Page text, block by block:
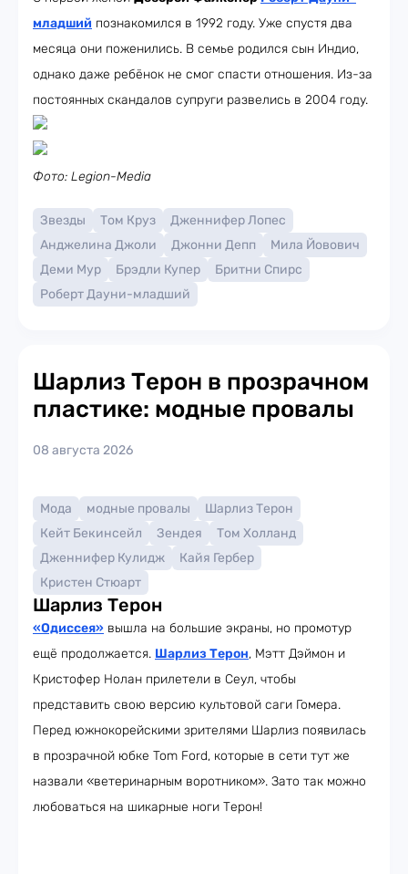
младший познакомился в 1992 году. Уже спустя два
месяца они поженились. В семье родился сын Индио,
однако даже ребёнок не смог спасти отношения. Из-за
постоянных скандалов супруги развелись в 2004 году.
Фото: Legion-Media
Звезды Том Круз
Дженнифер Лопес
Анджелина Джоли
Джонни Депп
Мила Йовович
Деми Мур
Брэдли Купер
Бритни Спирс
Роберт Дауни-младший
Шарлиз Терон в прозрачном
пластике: модные провалы
08 августа 2026
Мода модные провалы
Шарлиз Терон
Кейт Бекинсейл
Зендея
Том Холланд
Дженнифер Кулидж
Кайя Гербер
Кристен Стюарт
Шарлиз Терон
«Одиссея» вышла на большие экраны, но промотур
ещё продолжается. Шарлиз Терон, Мэтт Дэймон и
Кристофер Нолан прилетели в Сеул, чтобы
представить свою версию культовой саги Гомера.
Перед южнокорейскими зрителями Шарлиз появилась
в прозрачной юбке Tom Ford, которые в сети тут же
назвали «ветеринарным воротником». Зато так можно
любоваться на шикарные ноги Терон!